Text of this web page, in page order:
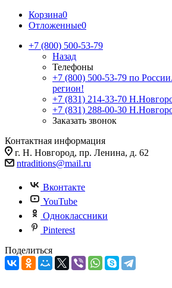
Корзина0
Отложенные0
+7 (800) 500-53-79
Назад
Телефоны
+7 (800) 500-53-79 по
регион!
+7 (831) 214-33-70
+7 (831) 288-00-30
Заказать звонок
Контактная информация
г. Н. Новгород, пр. Ленина, д. 62
ntraditions@mail.ru
Вконтакте
YouTube
Одноклассники
Pinterest
Поделиться